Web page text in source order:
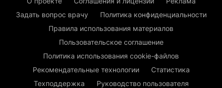
Задать вопрос врачу
Политика конфиденциальности
Правила использования материалов
Пользовательское соглашение
Политика использования cookie-файлов
Рекомендательные технологии
Статистика
Техподдержка
Руководство пользователя